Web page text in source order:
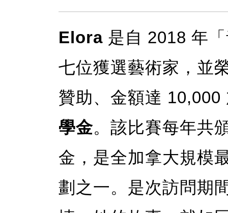
Elora 是自 2018 年
七位獲選藝術家，並
贊助、金額達
學金。該比賽每年共
金，是全加拿大規模
劃之一。是次訪問期